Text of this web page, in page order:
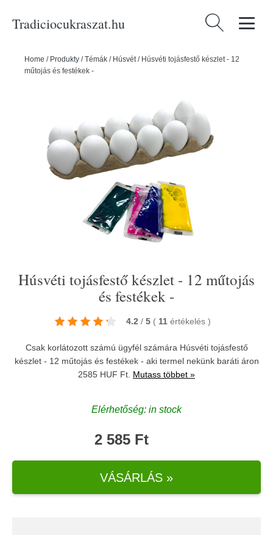
Tradiciocukraszat.hu Keresés:
Home / Produkty /Témák / Húsvét/ Húsvéti tojásfestő készlet - 12
műtojás és festékek -
Húsvéti tojásfestő készlet - 12 műtojás
és festékek -
4.2 / 5 ( 11 értékelés )
Csak korlátozott számú ügyfél számára Húsvéti tojásfestő
készlet - 12 műtojás és festékek - aki termel nekünk baráti áron
2585 HUF Ft. Mutass többet »
Elérhetőség: in stock
2 585 Ft
VÁSÁRLÁS »